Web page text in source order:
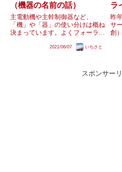
（機器の名前の話）
主電動機や主幹制御器など、
「機」や「器」の使い分けは概ね
決まっています。よくフォーラム
方を調べるのは面倒だと思うの
記のような一般論がでますが、よ
2021/06/07 いちさと
ラ
昨
サ
創
げ
い
スポンサー